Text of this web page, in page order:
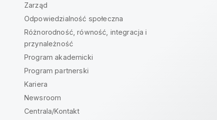
Zarząd
Odpowiedzialność społeczna
Różnorodność, równość, integracja i
przynależność
Program akademicki
Program partnerski
Kariera
Newsroom
Centrala/Kontakt